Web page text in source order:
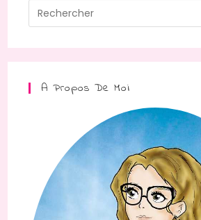
A Propos De Moi